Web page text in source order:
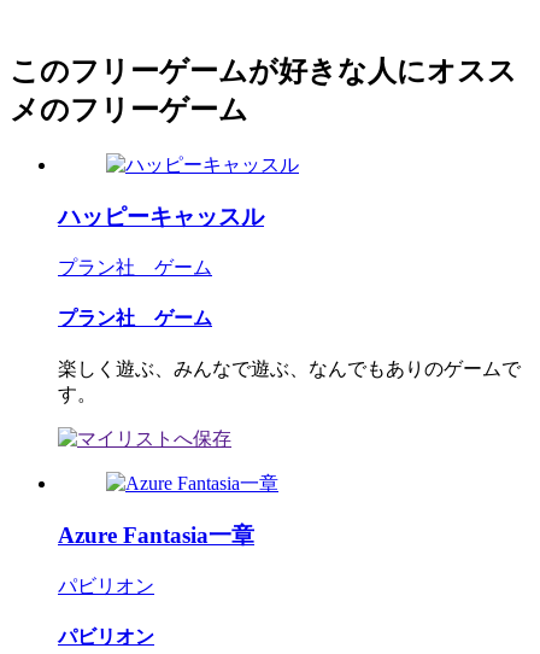
このフリーゲームが好きな人にオスス
メのフリーゲーム
ハッピーキャッスル
プラン社 ゲーム
プラン社 ゲーム
楽しく遊ぶ、みんなで遊ぶ、なんでもありのゲームで
す。
Azure Fantasia一章
パビリオン
パビリオン